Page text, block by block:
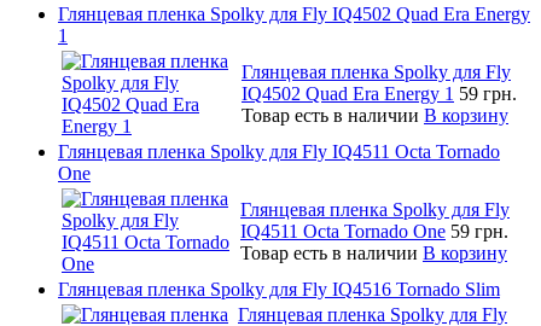
Глянцевая пленка Spolky для Fly IQ4502 Quad Era Energy
1
Глянцевая пленка Spolky для Fly
IQ4502 Quad Era Energy 1 59 грн.
Товар есть в наличии В корзину
Глянцевая пленка Spolky для Fly IQ4511 Octa Tornado
One
Глянцевая пленка Spolky для Fly
IQ4511 Octa Tornado One 59 грн.
Товар есть в наличии В корзину
Глянцевая пленка Spolky для Fly IQ4516 Tornado Slim
Глянцевая пленка Spolky для Fly